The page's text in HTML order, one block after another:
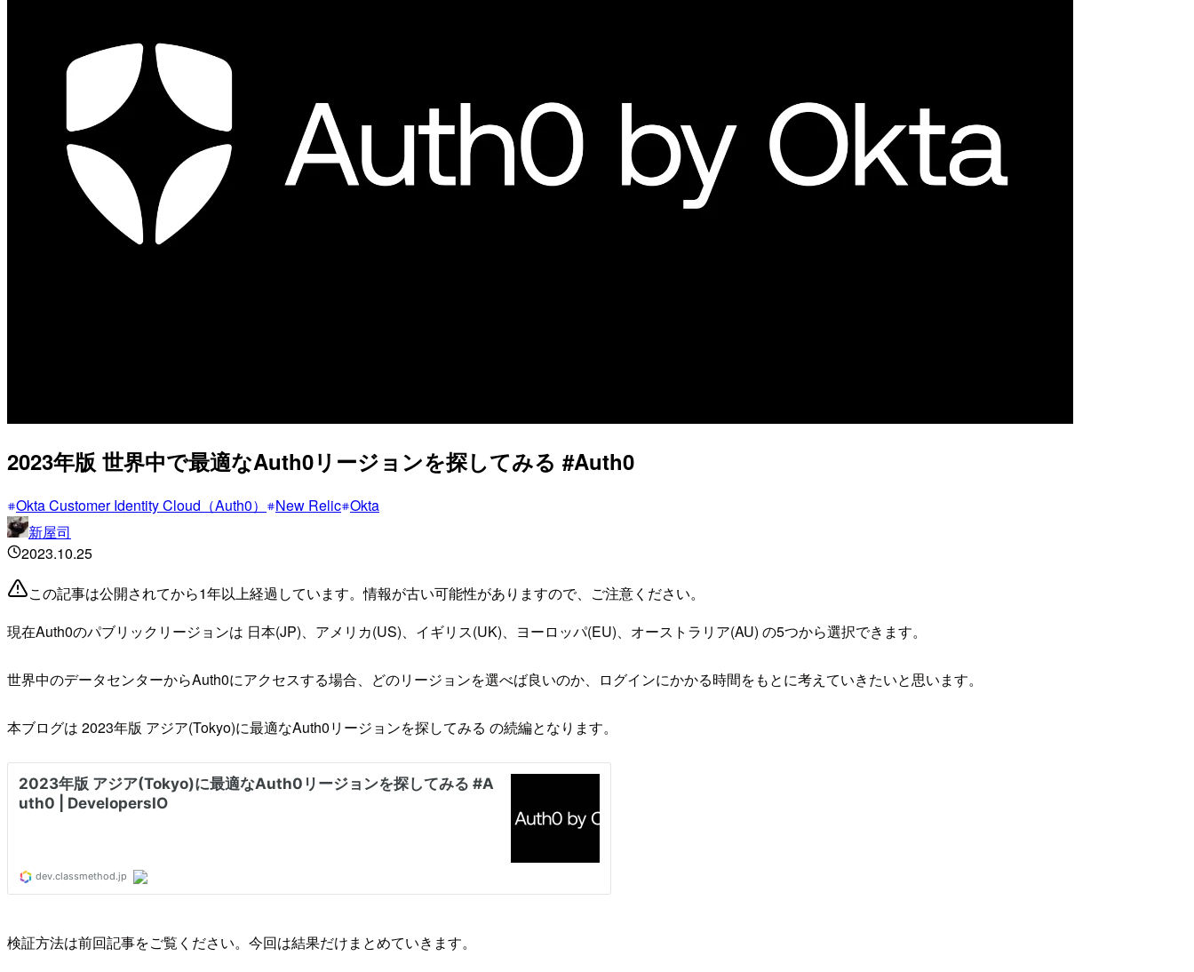
2023年版 世界中で最適なAuth0リージョンを探してみる #Auth0
Okta Customer Identity Cloud（Auth0） New Relic Okta
新屋司
2023.10.25
この記事は公開されてから1年以上経過しています。情報が古い可能性がありますので、ご注意ください。
現在Auth0のパブリックリージョンは 日本(JP)、アメリカ(US)、イギリス(UK)、ヨーロッパ(EU)、オーストラリア(AU) の5つから選択できます。
世界中のデータセンターからAuth0にアクセスする場合、どのリージョンを選べば良いのか、ログインにかかる時間をもとに考えていきたいと思います。
本ブログは 2023年版 アジア(Tokyo)に最適なAuth0リージョンを探してみる の続編となります。
検証方法は前回記事をご覧ください。今回は結果だけまとめていきます。